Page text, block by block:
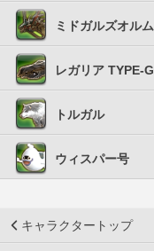
ミドガルズオルム
レガリア TYPE-G
トルガル
ウィスパー号
キャラクタートップ